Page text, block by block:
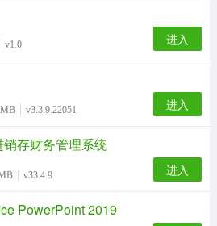
v1.0 进入
v3.3.9.22051 进入
存财务管理系统
v33.4.9 进入
PowerPoint 2019